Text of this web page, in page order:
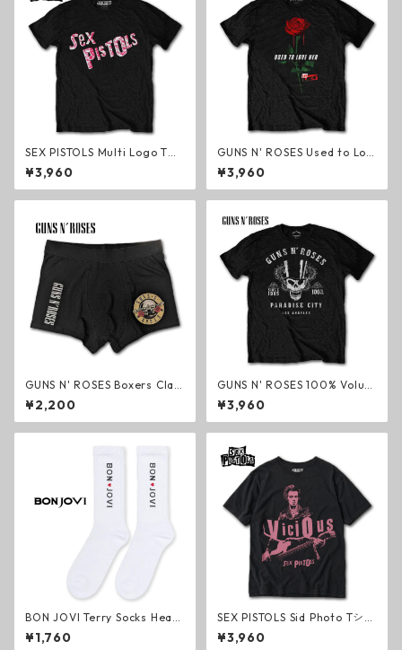
SEX PISTOLS Multi Logo Tシ
ャツ ブラック セックス・ピス
トルズ パンク・ロック グッズ
¥3,960
GUNS N' ROSES Used to Lov
e Her Rose Tシャツ ブラック
ガンズ・アンド・ローゼズ ハ
ードロック メタル グッズ
¥3,960
GUNS N' ROSES Boxers Clas
sic Logo ボクサーパンツ ブラ
ック ガンズ・アンド・ローゼ
ズ ハードロック メタル ブリー
¥2,200
GUNS N' ROSES 100% Volum
e Tシャツ ブラック ガンズ・
アンド・ローゼズ ハードロッ
ク メタル グッズ
¥3,960
BON JOVI Terry Socks Heart
White ソックス ホワイト ボ
ン・ジョヴィ ハードロック メ
¥1,760
SEX PISTOLS Sid Photo Tシャ
ツ ブラック セックス・ピスト
ルズ パンク・ロック シド・ヴ
¥3,960